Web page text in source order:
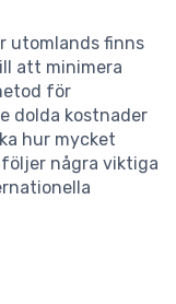
utomlands finns
att minimera
för
dolda kostnader
hur mycket
några viktiga